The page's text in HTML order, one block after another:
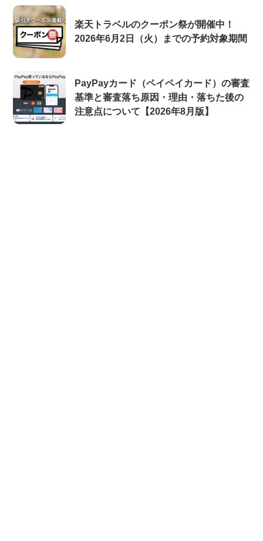
楽天トラベルのクーポン祭が開催中！
2026年6月2日（火）までの予約対象期間
PayPayカード（ペイペイカード）の審査
基準と審査落ち原因・理由・落ちた後の
注意点について【2026年8月版】